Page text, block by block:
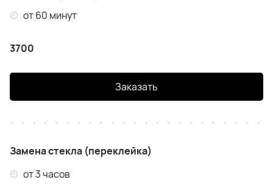
IPhone 16
iPhone 15 Pro Max
iPhone 14 Pro Max
от 60 минут
3700
Заказать
Замена стекла (переклейка)
от 3 часов